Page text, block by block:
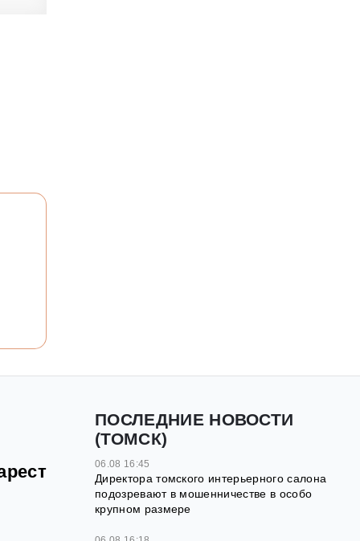
ПОСЛЕДНИЕ НОВОСТИ
(ТОМСК)
06.08 16:45
Директора томского интерьерного салона
подозревают в мошенничестве в особо
крупном размере